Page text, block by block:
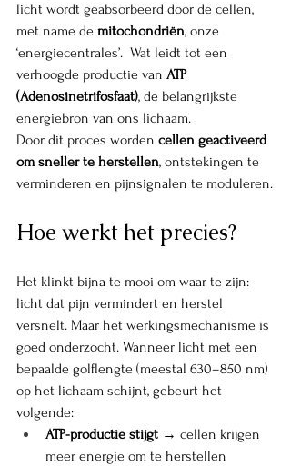
licht wordt geabsorbeerd door de cellen,
met name de mitochondriën, onze
‘energiecentrales’.  Wat leidt tot een
verhoogde productie van ATP
(Adenosinetrifosfaat), de belangrijkste
energiebron van ons lichaam.
Door dit proces worden cellen geactiveerd
om sneller te herstellen, ontstekingen te
verminderen en pijnsignalen te moduleren.
Hoe werkt het precies?
Het klinkt bijna te mooi om waar te zijn:
licht dat pijn vermindert en herstel
versnelt. Maar het werkingsmechanisme is
goed onderzocht. Wanneer licht met een
bepaalde golflengte (meestal 630–850 nm)
op het lichaam schijnt, gebeurt het
volgende:
ATP-productie stijgt → cellen krijgen
meer energie om te herstellen